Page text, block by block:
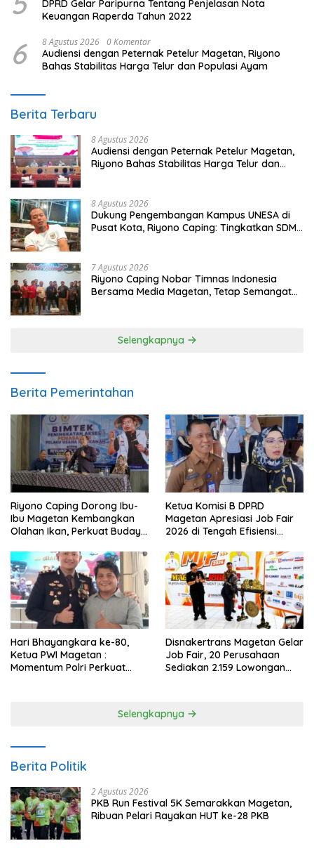
DPRD Gelar Paripurna Tentang Penjelasan Nota
Keuangan Raperda Tahun 2022
6 8 Agustus 2026 0 Komentar
Audiensi dengan Peternak Petelur Magetan, Riyono
Bahas Stabilitas Harga Telur dan Populasi Ayam
Berita Terbaru
8 Agustus 2026
Audiensi dengan Peternak Petelur Magetan,
Riyono Bahas Stabilitas Harga Telur dan
8 Agustus 2026
Dukung Pengembangan Kampus UNESA di
Pusat Kota, Riyono Caping: Tingkatkan SDM
7 Agustus 2026
Riyono Caping Nobar Timnas Indonesia
Bersama Media Magetan, Tetap Semangat
Selengkapnya
Berita Pemerintahan
Riyono Caping Dorong Ibu-
Ibu Magetan Kembangkan
Olahan Ikan, Perkuat Budaya
Ketua Komisi B DPRD
Magetan Apresiasi Job Fair
2026 di Tengah Efisiensi
Hari Bhayangkara ke-80,
Ketua PWI Magetan :
Momentum Polri Perkuat
Disnakertrans Magetan Gelar
Job Fair, 20 Perusahaan
Sediakan 2.159 Lowongan
Selengkapnya
Berita Politik
2 Agustus 2026
PKB Run Festival 5K Semarakkan Magetan,
Ribuan Pelari Rayakan HUT ke-28 PKB